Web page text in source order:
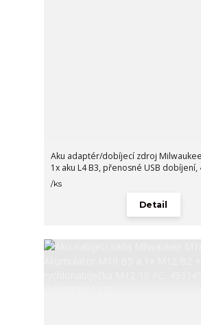
Aku adaptér/dobíjecí zdroj Milwaukee
1x aku L4 B3, přenosné USB dobíjení,
/ks
Detail